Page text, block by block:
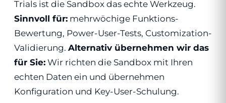
Trials ist die Sandbox das echte Werkzeug.
Sinnvoll für: mehrwöchige Funktions-
Bewertung, Power-User-Tests, Customization-
Validierung. Alternativ übernehmen wir das
für Sie: Wir richten die Sandbox mit Ihren
echten Daten ein und übernehmen
Konfiguration und Key-User-Schulung.